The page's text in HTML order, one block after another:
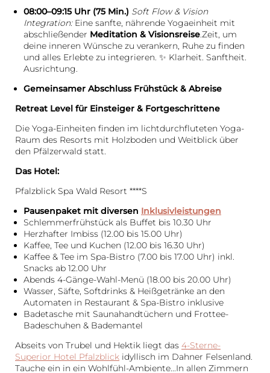
08:00–09:15 Uhr (75 Min.) Soft Flow & Vision
Integration: Eine sanfte, nährende Yogaeinheit mit
abschließender Meditation & Visionsreise.Zeit, um
deine inneren Wünsche zu verankern, Ruhe zu finden
und alles Erlebte zu integrieren. ✨ Klarheit. Sanftheit.
Ausrichtung.
Gemeinsamer Abschluss Frühstück & Abreise
Retreat Level für Einsteiger & Fortgeschrittene
Die Yoga-Einheiten finden im lichtdurchfluteten Yoga-
Raum des Resorts mit Holzboden und Weitblick über
den Pfälzerwald statt.
Das Hotel:
Pfalzblick Spa Wald Resort ****S
Pausenpaket mit diversen Inklusivleistungen
Schlemmerfrühstück als Buffet bis 10.30 Uhr
Herzhafter Imbiss (12.00 bis 15.00 Uhr)
Kaffee, Tee und Kuchen (12.00 bis 16.30 Uhr)
Kaffee & Tee im Spa-Bistro (7.00 bis 17.00 Uhr) inkl.
Snacks ab 12.00 Uhr
Abends 4-Gänge-Wahl-Menü (18.00 bis 20.00 Uhr)
Wasser, Säfte, Softdrinks & Heißgetränke an den
Automaten in Restaurant & Spa-Bistro inklusive
Badetasche mit Saunahandtüchern und Frottee-
Badeschuhen & Bademantel
Abseits von Trubel und Hektik liegt das 4-Sterne-
Superior Hotel Pfalzblick idyllisch im Dahner Felsenland.
Tauche ein in ein Wohlfühl-Ambiente...In allen Zimmern